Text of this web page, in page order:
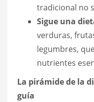
tradicional no
Sigue una
verduras,
legumbres,
nutrientes
La pirámide de la
guía